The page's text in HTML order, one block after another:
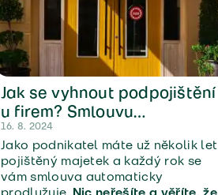
Jak se vyhnout podpojištění
u firem? Smlouvu
aktualizujte každý rok
16. 8. 2024
Jako podnikatel máte už několik let
pojištěný majetek a každý rok se
vám smlouva automaticky